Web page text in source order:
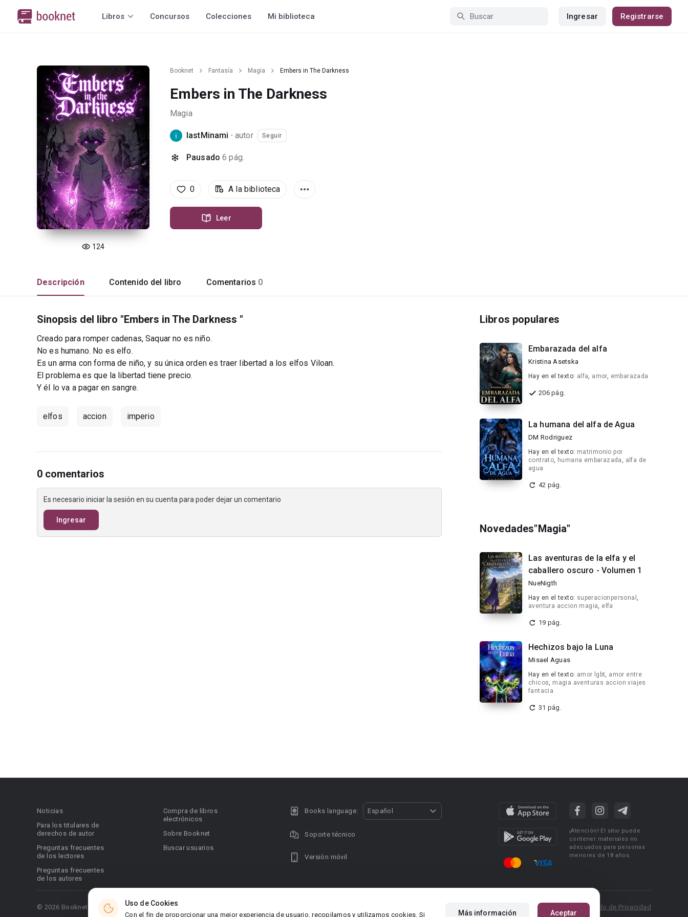
Libros Concursos Colecciones Mi biblioteca Ingresar Registrarse
124
Booknet Fantasía Magia Embers in The Darkness
Embers in The Darkness
Magia
lastMinami · autor Seguir
Pausado 6 pág.
0 A la biblioteca
Leer
Descripción Contenido del libro Comentarios 0
Sinopsis del libro "Embers in The Darkness "
Creado para romper cadenas, Saquar no es niño.
No es humano. No es elfo.
Es un arma con forma de niño, y su única orden es traer libertad a los elfos Viloan.
El problema es que la libertad tiene precio.
Y él lo va a pagar en sangre.
elfos accion imperio
0 comentarios
Es necesario iniciar la sesión en su cuenta para poder dejar un comentario
Ingresar
Libros populares
Embarazada del alfa
Kristina Asetska
Hay en el texto: alfa, amor, embarazada
206 pág.
La humana del alfa de Agua
DM Rodriguez
Hay en el texto: matrimonio por
contrato, humana embarazada, alfa de
agua
42 pág.
Novedades"Magia"
Las aventuras de la elfa y el
caballero oscuro - Volumen 1
NueNigth
Hay en el texto: superacionpersonal,
aventura accion magia, elfa
19 pág.
Hechizos bajo la Luna
Misael Aguas
Hay en el texto: amor lgbt, amor entre
chicos, magia aventuras accion viajes
fantacia
31 pág.
Uso de Cookies
Con el fin de proporcionar una mejor experiencia de usuario, recopilamos y utilizamos cookies. Si Más información Aceptar
Noticias
Para los titulares de
derechos de autor
Preguntas frecuentes
de los lectores
Preguntas frecuentes
de los autores
Compra de libros
electrónicos
Sobre Booknet
Buscar usuarios
Books language: Español
Soporte técnico
Versión móvil
¡Atención! El sitio puede
contener materiales no
adecuados para personas
menores de 18 años.
© 2026 Booknet. Todos los derechos reservados. Condiciones de uso Acuerdo de Privacidad